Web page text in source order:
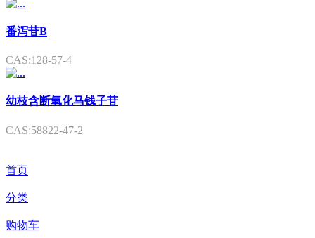
番泻苷B
CAS:128-57-4
幼枝含断氧化马钱子苷
CAS:58822-47-2
首页
分类
购物车